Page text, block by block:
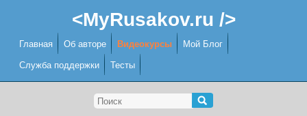
<MyRusakov.ru />
Главная Об авторе Видеокурсы Мой Блог
Служба поддержки Тесты